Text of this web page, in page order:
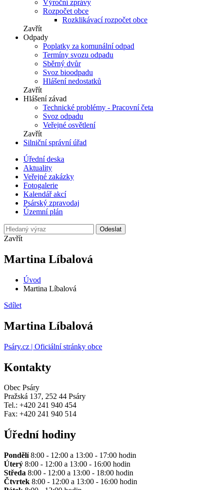
Výroční zprávy
Rozpočet obce
Rozklikávací rozpočet obce
Zavřít
Odpady
Poplatky za komunální odpad
Termíny svozu odpadu
Sběrný dvůr
Svoz bioodpadu
Hlášení nedostatků
Zavřít
Hlášení závad
Technické problémy - Pracovní četa
Svoz odpadu
Veřejné osvětlení
Zavřít
Silniční správní úřad
Úřední deska
Aktuality
Veřejné zakázky
Fotogalerie
Kalendář akcí
Psárský zpravodaj
Územní plán
Odeslat
Zavřít
Martina Líbalová
Úvod
Martina Líbalová
Sdílet
Martina Líbalová
Psáry.cz | Oficiální stránky obce
Kontakty
Obec Psáry
Pražská 137, 252 44 Psáry
Tel.: +420 241 940 454
Fax: +420 241 940 514
Úřední hodiny
Pondělí8:00 - 12:00 a 13:00 - 17:00 hodin
Úterý 8:00 - 12:00 a 13:00 - 16:00 hodin
Středa 8:00 - 12:00 a 13:00 - 18:00 hodin
Čtvrtek 8:00 - 12:00 a 13:00 - 16:00 hodin